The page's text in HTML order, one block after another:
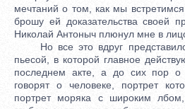
мечтаний о том, как мы
брошу ей доказательства своей
Николай Антоныч плюнул мне в
Но все это вдруг
пьесой, в которой главное
последнем акте, а до сих пор о
говорят о человеке, портрет
портрет моряка с широким